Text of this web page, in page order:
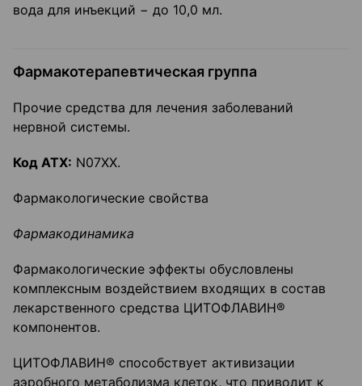
вода для инъекций − до 10,0 мл.
Фармакотерапевтическая группа
Прочие средства для лечения заболеваний
нервной системы.
Код ATX: N07XX.
Фармакологические свойства
Фармакодинамика
Фармакологические эффекты обусловлены
комплексным воздействием входящих в состав
лекарственного средства ЦИТОФЛАВИН®
компонентов.
ЦИТОФЛАВИН® способствует активизации
аэробного метаболизма клеток, что приводит к